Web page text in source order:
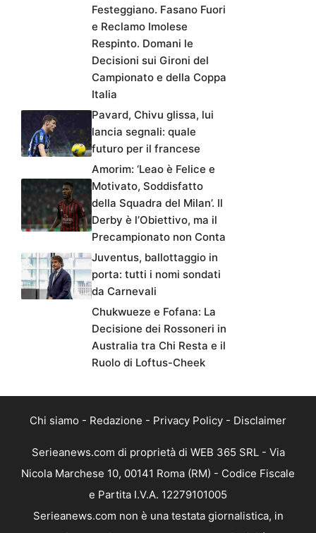
Festeggiano. Fasano Fuori
e Reclamo Imolese
Respinto. Domani le
Decisioni sui Gironi del
Campionato e della Coppa
Italia
Pavard, Chivu glissa, lui
lancia segnali: quale
futuro per il francese
Amorim: ‘Leao è Felice e
Motivato, Soddisfatto
della Squadra del Milan’. Il
Derby è l’Obiettivo, ma il
Precampionato non Conta
Juventus, ballottaggio in
porta: tutti i nomi sondati
da Carnevali
Chukwueze e Fofana: La
Decisione dei Rossoneri in
Australia tra Chi Resta e il
Ruolo di Loftus-Cheek
Chi siamo - Redazione - Privacy Policy - Disclaimer
Serieanews.com di proprietà di WEB 365 SRL - Via
Nicola Marchese 10, 00141 Roma (RM) - Codice Fiscale
e Partita I.V.A. 12279101005
Serieanews.com non è una testata giornalistica, in